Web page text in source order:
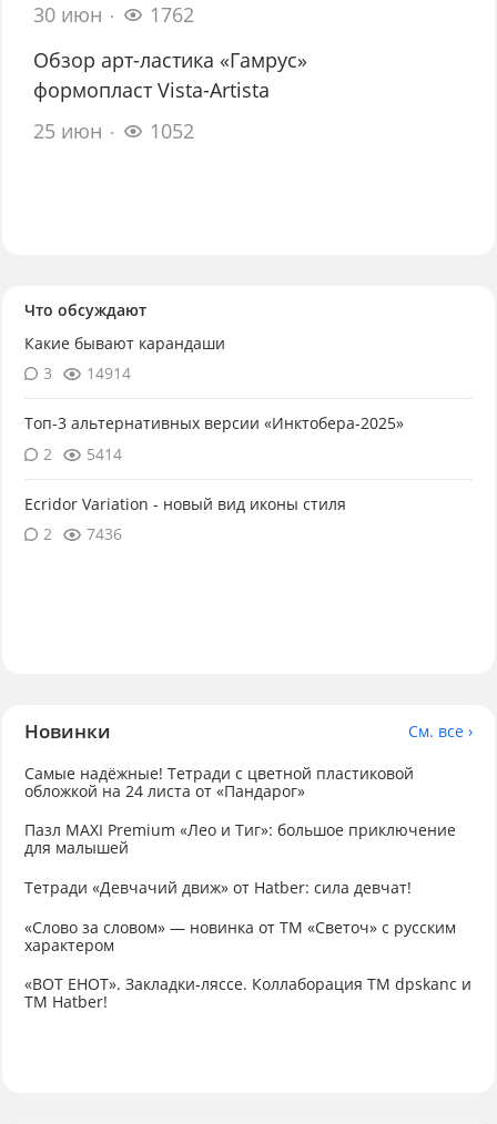
30 июн
1762
Обзор арт-ластика «Гамрус»
формопласт Vista-Artista
25 июн
1052
Что обсуждают
Какие бывают карандаши
3
14914
Топ-3 альтернативных версии «Инктобера-2025»
2
5414
Ecridor Variation - новый вид иконы стиля
2
7436
Новинки
См. все ›
Самые надёжные! Тетради с цветной пластиковой
обложкой на 24 листа от «Пандарог»
Пазл MAXI Premium «Лео и Тиг»: большое приключение
для малышей
Тетради «Девчачий движ» от Hatber: сила девчат!
«Слово за словом» — новинка от ТМ «Светоч» с русским
характером
«ВОТ ЕНОТ». Закладки-ляссе. Коллаборация TM dpskanc и
ТМ Hatber!